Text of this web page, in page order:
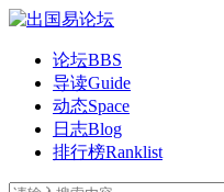
论坛BBS
导读Guide
动态Space
日志Blog
排行榜Ranklist